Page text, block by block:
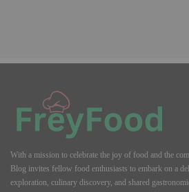
With a mission to celebrate the joy of food and the
Blog invites fellow food enthusiasts to embark on a
exploration, culinary discovery, and shared